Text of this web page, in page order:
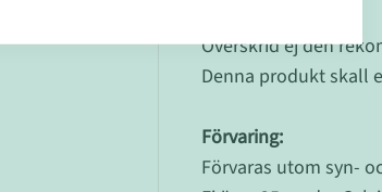
Överskrid ej den
Denna produkt skall
Förvaring:
Förvaras utom syn-